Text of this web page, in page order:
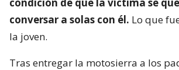
conversar a solas con él. Lo que
la joven.
Tras entregar la motosierra a los